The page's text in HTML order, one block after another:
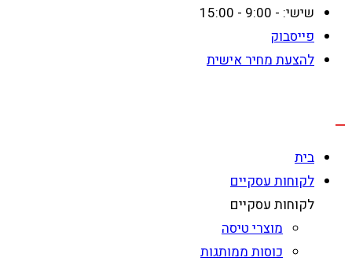
שישי: - 9:00 - 15:00
פייסבוק
להצעת מחיר אישית
בית
לקוחות עסקיים
לקוחות עסקיים
מוצרי טיסה
כוסות ממותגות